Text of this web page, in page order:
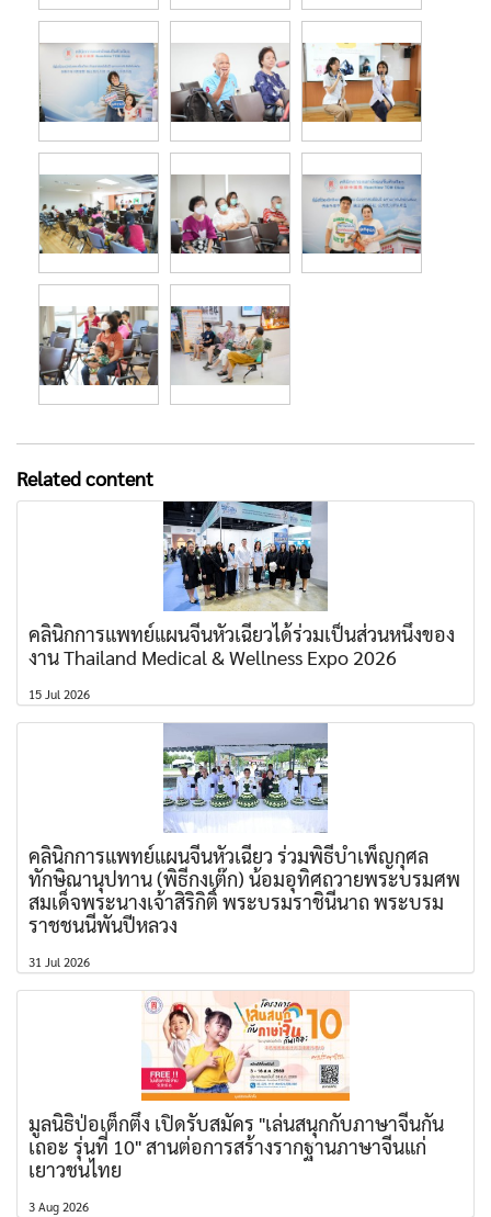
Related content
คลินิกการแพทย์แผนจีนหัวเฉียวได้ร่วมเป็นส่วนหนึ่งของ
งาน Thailand Medical & Wellness Expo 2026
15 Jul 2026
คลินิกการแพทย์แผนจีนหัวเฉียว ร่วมพิธีบำเพ็ญกุศล
ทักษิณานุปทาน (พิธีกงเต๊ก) น้อมอุทิศถวายพระบรมศพ
สมเด็จพระนางเจ้าสิริกิติ์ พระบรมราชินีนาถ พระบรม
ราชชนนีพันปีหลวง
31 Jul 2026
มูลนิธิป่อเต็กตึ๊ง เปิดรับสมัคร "เล่นสนุกกับภาษาจีนกัน
เถอะ รุ่นที่ 10" สานต่อการสร้างรากฐานภาษาจีนแก่
เยาวชนไทย
3 Aug 2026